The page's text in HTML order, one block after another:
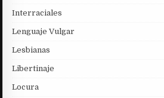
Interraciales
Lenguaje Vulgar
Lesbianas
Libertinaje
Locura